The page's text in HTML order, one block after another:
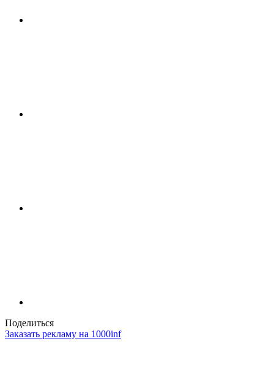
Поделиться
Заказать рекламу на 1000inf